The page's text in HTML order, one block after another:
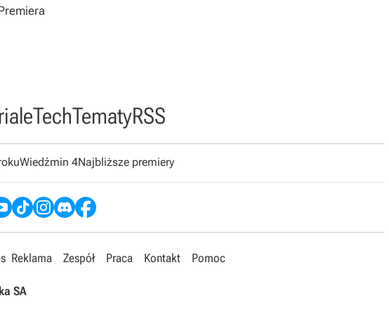
TechTematyRSS
Wiedźmin 4Najbliższe premiery
Reklama Zespół Praca Kontakt Pomoc
SA